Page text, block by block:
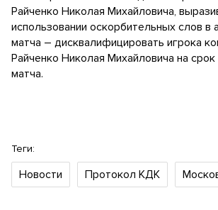
Райченко Николая Михайловича,
использовании оскорбительных слов в
матча – дисквалифицировать игрока
Райченко Николая Михайловича на
матча.
Теги:
Новости Протокол КДК